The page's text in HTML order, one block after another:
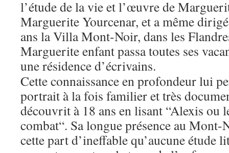
l’étude de la vie et l’œuvre de
Marguerite Yourcenar, et a même
ans la Villa Mont-Noir, dans les
Marguerite enfant passa toutes ses
une résidence d’écrivains.
Cette connaissance en profondeur lui
portrait à la fois familier et très
découvrit à 18 ans en lisant “Alexis ou
combat“. Sa longue présence au
cette part d’ineffable qu’aucune étude